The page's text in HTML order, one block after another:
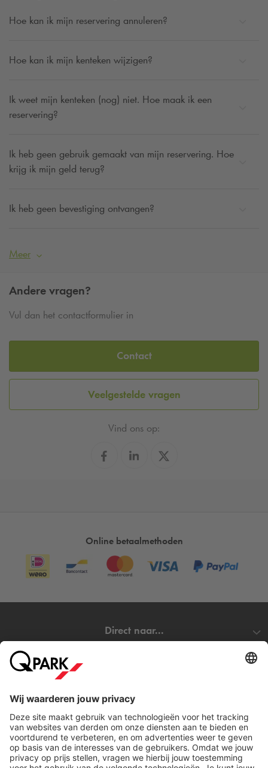
Hoe kan ik mijn reservering annuleren?
Hoe kan ik mijn kenteken wijzigen?
Ik weet mijn kenteken (nog) niet. Hoe maak ik een
reservering?
Ik heb geen gebruik gemaakt van mijn reservering. Hoe
krijg ik mijn geld terug?
Ik heb geen bevestiging ontvangen?
Meer
Andere vragen?
Vul dan het contactformulier in
Contact
Veelgestelde vragen
Vind ons op:
Online betaalmethoden
Direct naar...